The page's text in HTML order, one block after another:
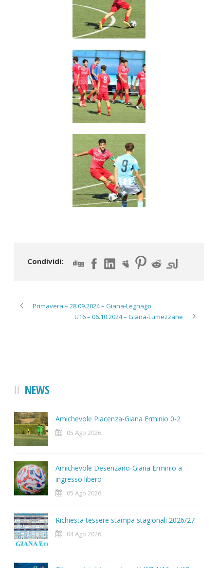
Condividi:
Primavera – 28.09.2024 – Giana-Legnago
U16 – 06.10.2024 – Giana-Lumezzane
NEWS
Amichevole Piacenza-Giana Erminio 0-2
05 Ago 2026
Amichevole Desenzano-Giana Erminio a
ingresso libero
05 Ago 2026
Richiesta tessere stampa stagionali 2026/27
04 Ago 2026